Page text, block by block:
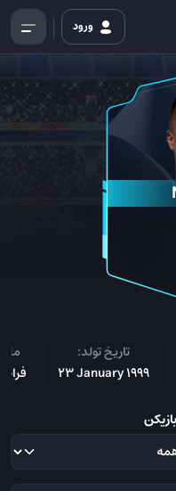
ورود
تاریخ تولد:
23 January 1999